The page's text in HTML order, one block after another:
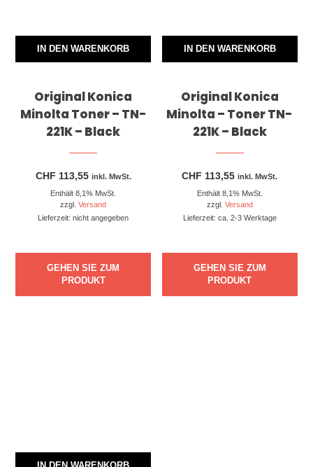
IN DEN WARENKORB
Original Konica
Minolta Toner – TN-
221K – Black
CHF 113,55 inkl. MwSt.
Enthält 8,1% MwSt.
zzgl.Versand
Lieferzeit: nicht angegeben
GEHEN SIE ZUM
PRODUKT
IN DEN WARENKORB
Original Konica
Minolta – Toner TN-
221K – Black
CHF 113,55 inkl. MwSt.
Enthält 8,1% MwSt.
zzgl. Versand
Lieferzeit: ca. 2-3 Werktage
GEHEN SIE ZUM
PRODUKT